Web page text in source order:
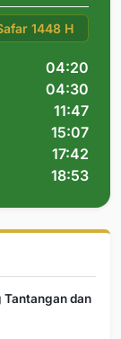
1448 H
04:20
04:30
11:47
15:07
17:42
18:53
Tantangan dan